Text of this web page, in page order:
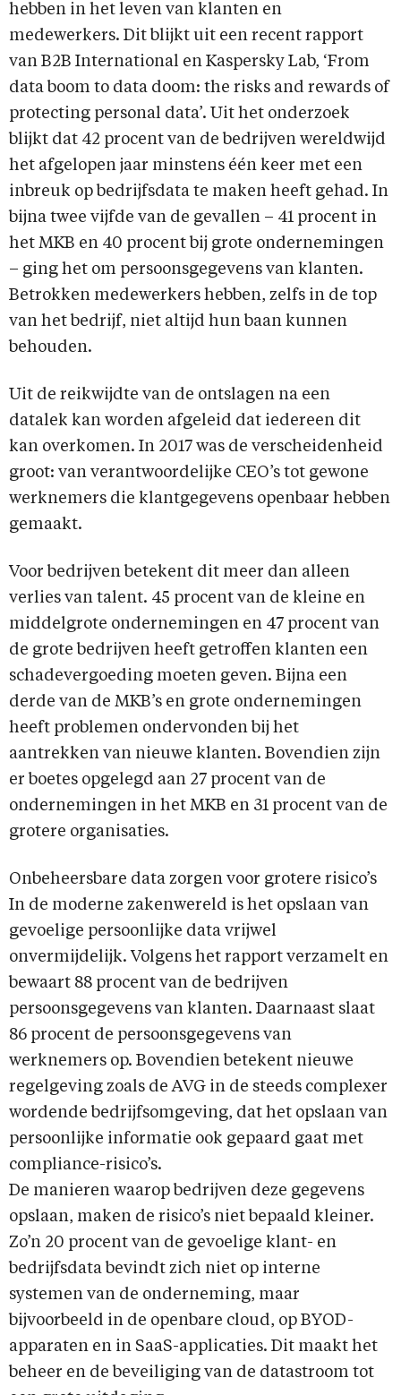
hebben in het leven van klanten en
medewerkers. Dit blijkt uit een recent rapport
van B2B International en Kaspersky Lab, ‘From
data boom to data doom: the risks and rewards of
protecting personal data’. Uit het onderzoek
blijkt dat 42 procent van de bedrijven wereldwijd
het afgelopen jaar minstens één keer met een
inbreuk op bedrijfsdata te maken heeft gehad. In
bijna twee vijfde van de gevallen – 41 procent in
het MKB en 40 procent bij grote ondernemingen
– ging het om persoonsgegevens van klanten.
Betrokken medewerkers hebben, zelfs in de top
van het bedrijf, niet altijd hun baan kunnen
behouden.
Uit de reikwijdte van de ontslagen na een
datalek kan worden afgeleid dat iedereen dit
kan overkomen. In 2017 was de verscheidenheid
groot: van verantwoordelijke CEO’s tot gewone
werknemers die klantgegevens openbaar hebben
gemaakt.
Voor bedrijven betekent dit meer dan alleen
verlies van talent. 45 procent van de kleine en
middelgrote ondernemingen en 47 procent van
de grote bedrijven heeft getroffen klanten een
schadevergoeding moeten geven. Bijna een
derde van de MKB’s en grote ondernemingen
heeft problemen ondervonden bij het
aantrekken van nieuwe klanten. Bovendien zijn
er boetes opgelegd aan 27 procent van de
ondernemingen in het MKB en 31 procent van de
grotere organisaties.
Onbeheersbare data zorgen voor grotere risico’s
In de moderne zakenwereld is het opslaan van
gevoelige persoonlijke data vrijwel
onvermijdelijk. Volgens het rapport verzamelt en
bewaart 88 procent van de bedrijven
persoonsgegevens van klanten. Daarnaast slaat
86 procent de persoonsgegevens van
werknemers op. Bovendien betekent nieuwe
regelgeving zoals de AVG in de steeds complexer
wordende bedrijfsomgeving, dat het opslaan van
persoonlijke informatie ook gepaard gaat met
compliance-risico’s.
De manieren waarop bedrijven deze gegevens
opslaan, maken de risico’s niet bepaald kleiner.
Zo’n 20 procent van de gevoelige klant- en
bedrijfsdata bevindt zich niet op interne
systemen van de onderneming, maar
bijvoorbeeld in de openbare cloud, op BYOD-
apparaten en in SaaS-applicaties. Dit maakt het
beheer en de beveiliging van de datastroom tot